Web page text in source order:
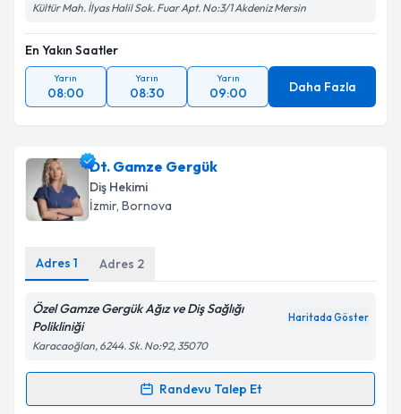
Kültür Mah. İlyas Halil Sok. Fuar Apt. No:3/1 Akdeniz Mersin
En Yakın Saatler
Yarın
08:00
Yarın
08:30
Yarın
09:00 Daha Fazla
Dt. Gamze Gergük
Diş Hekimi
İzmir, Bornova
Adres 1 Adres 2
Özel Gamze Gergük Ağız ve Diş Sağlığı
Polikliniği
Haritada Göster
Karacaoğlan, 6244. Sk. No:92, 35070
Randevu Talep Et
Randevu Takvimi Talebi